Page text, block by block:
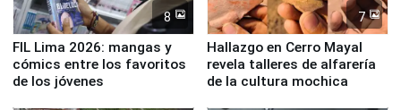
8
FIL Lima 2026: mangas y
cómics entre los favoritos
de los jóvenes
7
Hallazgo en Cerro Mayal
revela talleres de alfarería
de la cultura mochica